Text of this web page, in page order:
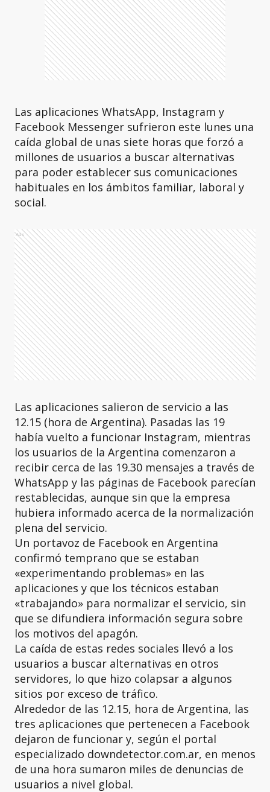
Las aplicaciones WhatsApp, Instagram y
Facebook Messenger sufrieron este lunes una
caída global de unas siete horas que forzó a
millones de usuarios a buscar alternativas
para poder establecer sus comunicaciones
habituales en los ámbitos familiar, laboral y
social.
Ads
Las aplicaciones salieron de servicio a las
12.15 (hora de Argentina). Pasadas las 19
había vuelto a funcionar Instagram, mientras
los usuarios de la Argentina comenzaron a
recibir cerca de las 19.30 mensajes a través de
WhatsApp y las páginas de Facebook parecían
restablecidas, aunque sin que la empresa
hubiera informado acerca de la normalización
plena del servicio.
Un portavoz de Facebook en Argentina
confirmó temprano que se estaban
«experimentando problemas» en las
aplicaciones y que los técnicos estaban
«trabajando» para normalizar el servicio, sin
que se difundiera información segura sobre
los motivos del apagón.
La caída de estas redes sociales llevó a los
usuarios a buscar alternativas en otros
servidores, lo que hizo colapsar a algunos
sitios por exceso de tráfico.
Alrededor de las 12.15, hora de Argentina, las
tres aplicaciones que pertenecen a Facebook
dejaron de funcionar y, según el portal
especializado downdetector.com.ar, en menos
de una hora sumaron miles de denuncias de
usuarios a nivel global.